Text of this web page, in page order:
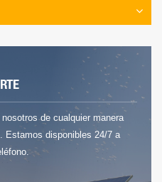
de cualquier manera
Estamos disponibles 24/7 a